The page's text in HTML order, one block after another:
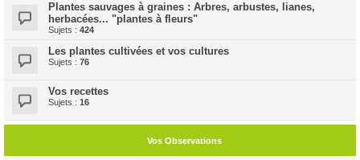
Plantes sauvages à graines : Arbres, arbustes, lianes,
herbacées... "plantes à fleurs"
Sujets : 424
Les plantes cultivées et vos cultures
Sujets : 76
Vos recettes
Sujets : 16
Vos Observations